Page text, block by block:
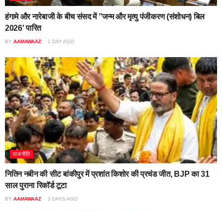
हंगामे और नारेबाजी के बीच संसद में ”जन्म और मृत्यु पंजीकरण (संशोधन) बिल
2026′ पारित
BY AAMAWAAZ 1 DAY AGO
राजनीति
नितिन नबीन की सीट बांकीपुर में प्रशांत किशोर की प्रचंड जीत, BJP का 31
साल पुराना रिकॉर्ड टूटा
BY AAMAWAAZ 3 DAYS AGO